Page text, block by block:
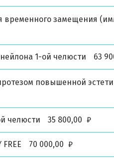
временного замещения
1-ой челюсти 63
повышенной
челюсти 35 800,00 ₽
70 000,00 ₽